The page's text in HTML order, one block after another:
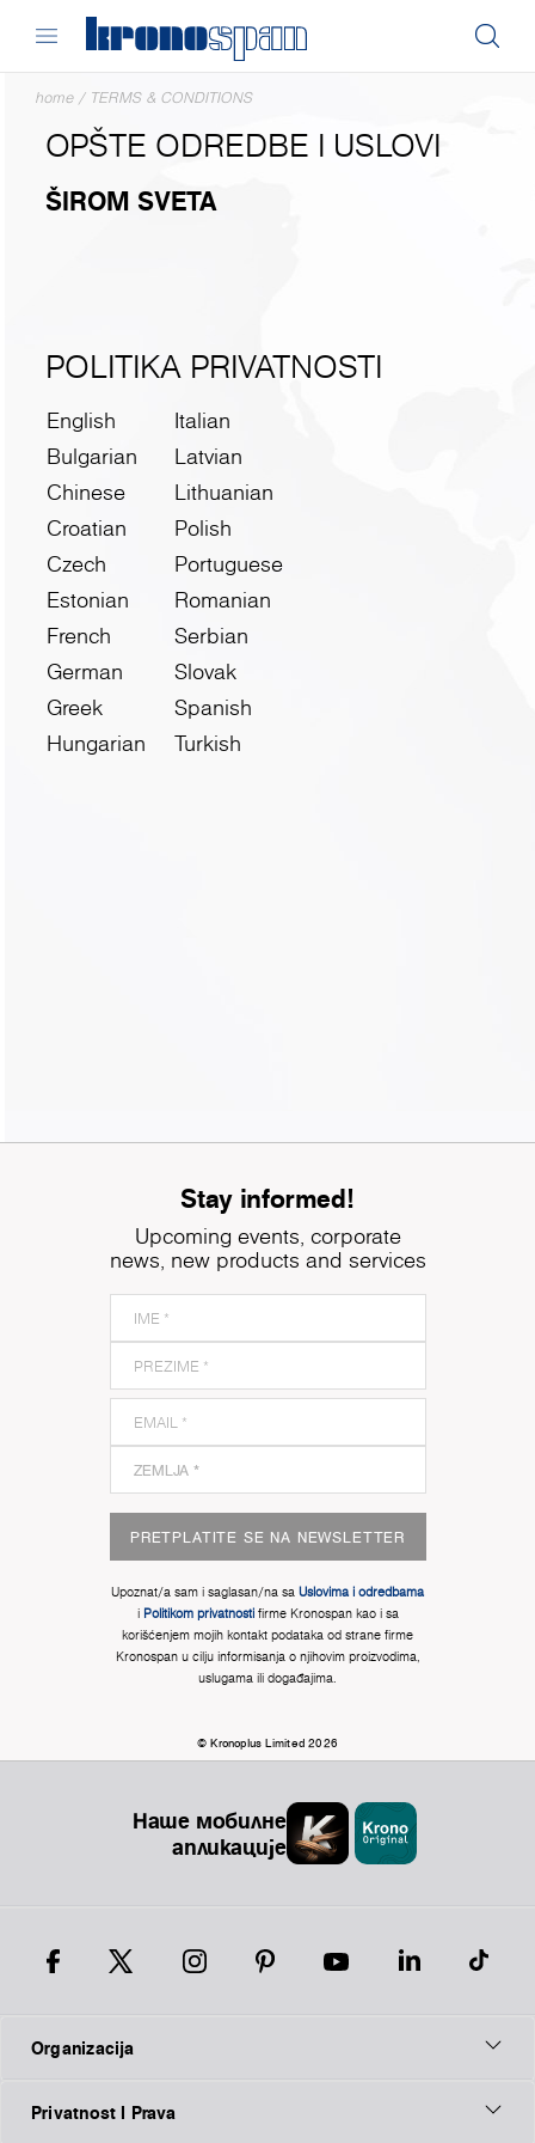
home / TERMS & CONDITIONS
OPŠTE ODREDBE I USLOVI
ŠIROM SVETA
POLITIKA PRIVATNOSTI
English
Bulgarian
Chinese
Croatian
Czech
Estonian
French
German
Greek
Hungarian
Italian
Latvian
Lithuanian
Polish
Portuguese
Romanian
Serbian
Slovak
Spanish
Turkish
Stay informed!
Upcoming events, corporate
news, new products and services
PRETPLATITE SE NA NEWSLETTER
Upoznat/a sam i saglasan/na sa Uslovima i odredbama
i Politikom privatnostifirme Kronospan kao i sa
korišćenjem mojih kontakt podataka od strane firme
Kronospan u cilju informisanja o njihovim proizvodima,
uslugama ili događajima.
© Kronoplus Limited 2026
Наше мобилне
апликације
Organizacija
Privatnost I Prava